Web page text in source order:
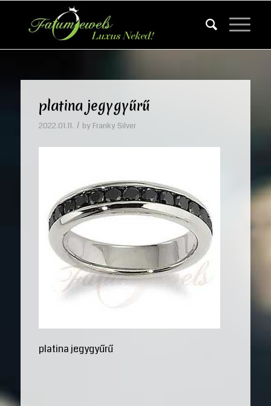
platina jegygyűrű
2022.01.11. / by Franky Silver
platina jegygyűrű